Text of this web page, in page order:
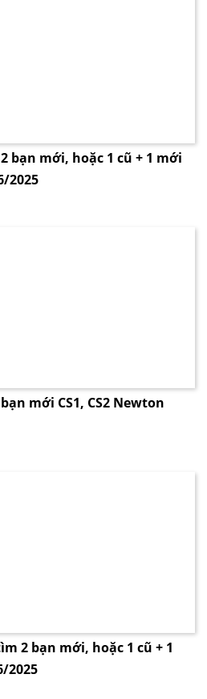
bạn mới, hoặc 1 cũ + 1 mới
2025
mới CS1, CS2 Newton
2 bạn mới, hoặc 1 cũ + 1
2025